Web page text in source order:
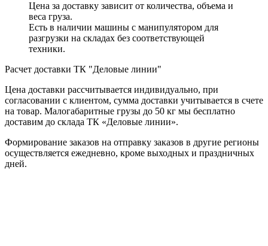
Цена за доставку зависит от количества, объема и
веса груза.
Есть в наличии машины с манипулятором для
разгрузки на складах без соответствующей
техники.
Расчет доставки ТК "Деловые линии"
Цена доставки рассчитывается индивидуально, при
согласовании с клиентом, сумма доставки учитывается в счете
на товар. Малогабаритные грузы до 50 кг мы бесплатно
доставим до склада ТК «Деловые линии».
Формирование заказов на отправку заказов в другие регионы
осуществляется ежедневно, кроме выходных и праздничных
дней.